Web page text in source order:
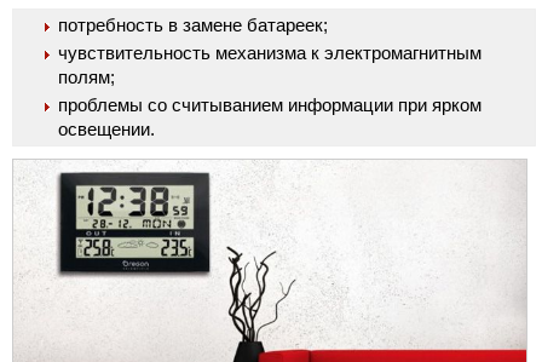
потребность в замене батареек;
чувствительность механизма к электромагнитным
полям;
проблемы со считыванием информации при ярком
освещении.